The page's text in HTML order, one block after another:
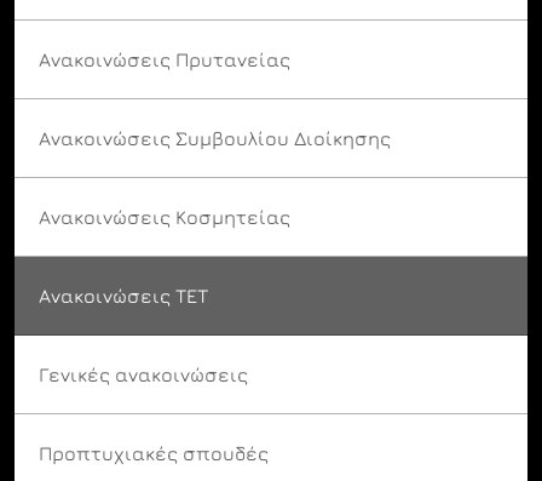
Ανακοινώσεις Πρυτανείας
Ανακοινώσεις Συμβουλίου Διοίκησης
Ανακοινώσεις Κοσμητείας
Ανακοινώσεις ΤΕΤ
Γενικές ανακοινώσεις
Προπτυχιακές σπουδές